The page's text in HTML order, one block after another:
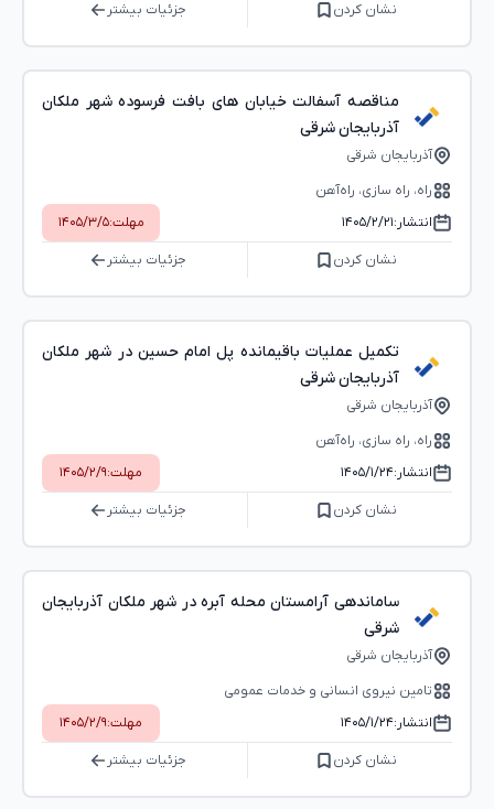
نشان کردن جزئیات بیشتر
مناقصه آسفالت خیابان های بافت فرسوده شهر ملکان
آذربایجان شرقی
آذربایجان شرقی
راه، راه‌ سازی، راه‌آهن
انتشار:۱۴۰۵/۲/۲۱ مهلت:۱۴۰۵/۳/۵
نشان کردن جزئیات بیشتر
تکمیل عملیات باقیمانده پل امام حسین در شهر ملکان
آذربایجان شرقی
آذربایجان شرقی
راه، راه‌ سازی، راه‌آهن
انتشار:۱۴۰۵/۱/۲۴ مهلت:۱۴۰۵/۲/۹
نشان کردن جزئیات بیشتر
ساماندهی آرامستان محله آبره در شهر ملکان آذربایجان
شرقی
آذربایجان شرقی
تامین نیروی انسانی و خدمات عمومی
انتشار:۱۴۰۵/۱/۲۴ مهلت:۱۴۰۵/۲/۹
نشان کردن جزئیات بیشتر